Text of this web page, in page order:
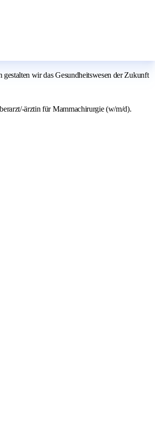
wir das Gesundheitswesen der Zukunft
ärztin für Mammachirurgie (w/m/d).